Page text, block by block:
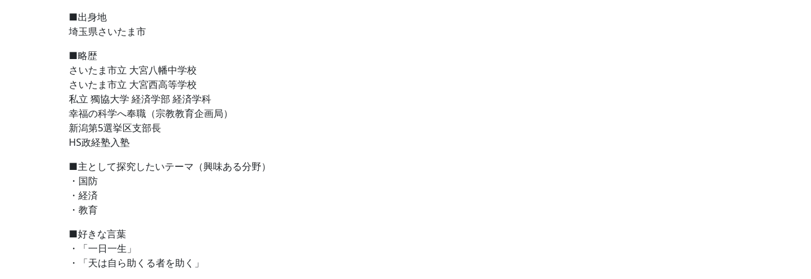
■出身地
埼玉県さいたま市
■略歴
さいたま市立 大宮八幡中学校
さいたま市立 大宮西高等学校
私立 獨協大学 経済学部 経済学科
幸福の科学へ奉職（宗教教育企画局）
新潟第5選挙区支部長
HS政経塾入塾
■主として探究したいテーマ（興味ある分野）
・国防
・経済
・教育
■好きな言葉
・「一日一生」
・「天は自ら助くる者を助く」